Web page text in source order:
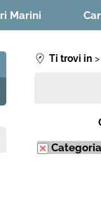
Marini
Ti trovi in